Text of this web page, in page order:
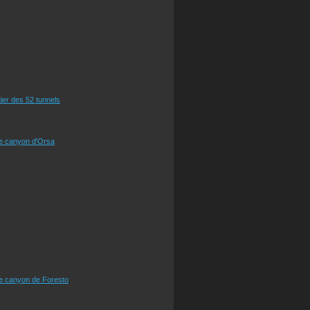
des 52 tunnels
canyon d'Orsa
canyon de Foresto